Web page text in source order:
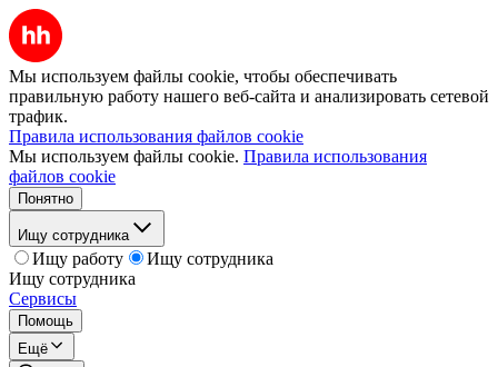
Мы используем файлы cookie, чтобы обеспечивать
правильную работу нашего веб-сайта и анализировать сетевой
трафик.
Правила использования файлов cookie
Мы используем файлы cookie. Правила использования
файлов cookie
Понятно
Ищу сотрудника
Ищу работу
Ищу сотрудника
Ищу сотрудника
Сервисы
Помощь
Ещё